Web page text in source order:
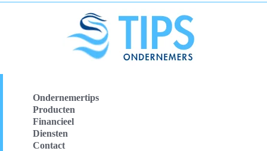
Ondernemertips
Producten
Financieel
Diensten
Contact